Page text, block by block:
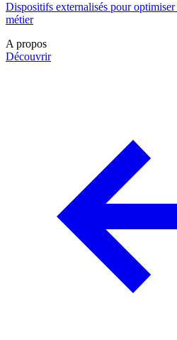
Dispositifs externalisés pour
métier
A propos
Découvrir